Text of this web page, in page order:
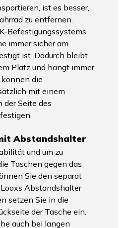
ist es besser,
zu entfernen.
Befestigungssystems
immer sicher am
ist. Dadurch bleibt
Platz und hängt immer
können die
mit einem
der Seite des
Abstandshalter
und um zu
Taschen gegen das
Sie den separat
Abstandshalter
setzen Sie in die
der Tasche ein.
auch bei langen